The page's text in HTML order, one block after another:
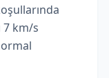
7 km/s